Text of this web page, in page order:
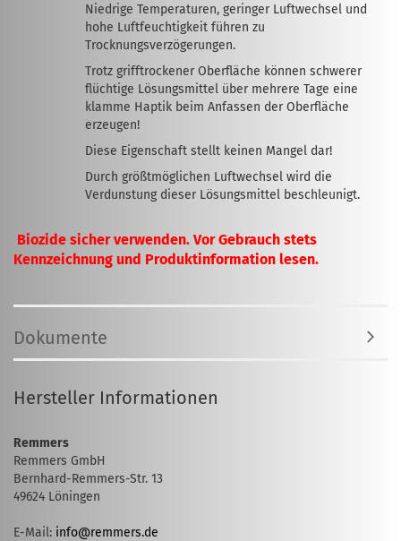
Niedrige Temperaturen, geringer Luftwechsel und
hohe Luftfeuchtigkeit führen zu
Trocknungsverzögerungen.
Trotz grifftrockener Oberfläche können schwerer
flüchtige Lösungsmittel über mehrere Tage eine
klamme Haptik beim Anfassen der Oberfläche
erzeugen!
Diese Eigenschaft stellt keinen Mangel dar!
Durch größtmöglichen Luftwechsel wird die
Verdunstung dieser Lösungsmittel beschleunigt.
Biozide sicher verwenden. Vor Gebrauch stets
Kennzeichnung und Produktinformation lesen.
Dokumente
Hersteller Informationen
Remmers
Remmers GmbH
Bernhard-Remmers-Str. 13
49624 Löningen
E-Mail: info@remmers.de